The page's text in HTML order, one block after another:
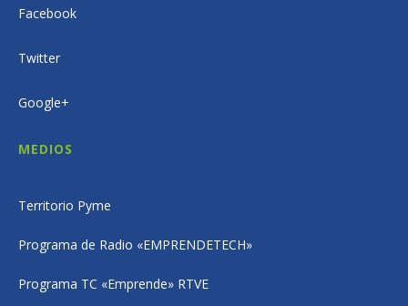
Facebook
Twitter
Google+
MEDIOS
Territorio Pyme
Programa de Radio «EMPRENDETECH»
Programa TC «Emprende» RTVE